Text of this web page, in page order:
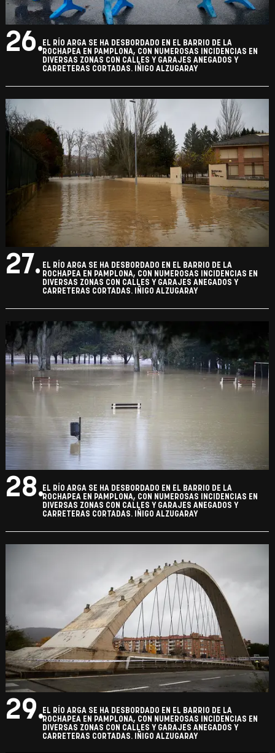
26.EL RÍO ARGA SE HA DESBORDADO EN EL BARRIO DE LA
ROCHAPEA EN PAMPLONA, CON NUMEROSAS INCIDENCIAS EN
DIVERSAS ZONAS CON CALLES Y GARAJES ANEGADOS Y
CARRETERAS CORTADAS. IÑIGO ALZUGARAY
27. EL RÍO ARGA SE HA DESBORDADO EN EL BARRIO DE LA
ROCHAPEA EN PAMPLONA, CON NUMEROSAS INCIDENCIAS EN
DIVERSAS ZONAS CON CALLES Y GARAJES ANEGADOS Y
CARRETERAS CORTADAS. IÑIGO ALZUGARAY
28.EL RÍO ARGA SE HA DESBORDADO EN EL BARRIO DE LA
ROCHAPEA EN PAMPLONA, CON NUMEROSAS INCIDENCIAS EN
DIVERSAS ZONAS CON CALLES Y GARAJES ANEGADOS Y
CARRETERAS CORTADAS. IÑIGO ALZUGARAY
29.EL RÍO ARGA SE HA DESBORDADO EN EL BARRIO DE LA
ROCHAPEA EN PAMPLONA, CON NUMEROSAS INCIDENCIAS EN
DIVERSAS ZONAS CON CALLES Y GARAJES ANEGADOS Y
CARRETERAS CORTADAS. IÑIGO ALZUGARAY